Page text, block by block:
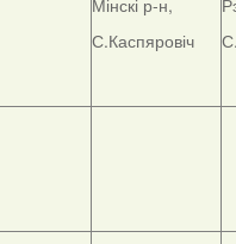
Мінскі р-н,
С.Каспяровіч